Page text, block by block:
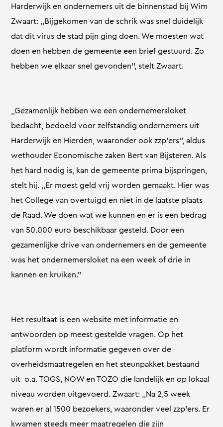
Harderwijk en ondernemers uit de binnenstad bij Wim
Zwaart: ,,Bijgekomen van de schrik was snel duidelijk
dat dit virus de stad pijn ging doen. We moesten wat
doen en hebben de gemeente een brief gestuurd. Zo
hebben we elkaar snel gevonden’’, stelt Zwaart.
,,Gezamenlijk hebben we een ondernemersloket
bedacht, bedoeld voor zelfstandig ondernemers uit
Harderwijk en Hierden, waaronder ook zzp’ers’’, aldus
wethouder Economische zaken Bert van Bijsteren. Als
het hard nodig is, kan de gemeente prima bijspringen,
stelt hij. ,,Er moest geld vrij worden gemaakt. Hier was
het College van overtuigd en niet in de laatste plaats
de Raad. We doen wat we kunnen en er is een bedrag
van 50.000 euro beschikbaar gesteld. Door een
gezamenlijke drive van ondernemers en de gemeente
was het ondernemersloket na een week of drie in
kannen en kruiken.’’
Het resultaat is een website met informatie en
antwoorden op meest gestelde vragen. Op het
platform wordt informatie gegeven over de
overheidsmaatregelen en het steunpakket bestaand
uit o.a. TOGS, NOW en TOZO die landelijk en op lokaal
niveau worden uitgevoerd. Zwaart: ,,Na 2,5 week
waren er al 1500 bezoekers, waaronder veel zzp’ers. Er
kwamen steeds meer maatregelen die zijn